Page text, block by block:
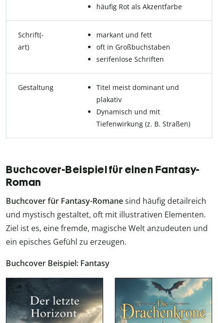
häufig Rot als Akzentfarbe
Schrift(-
art)
markant und fett
oft in Großbuchstaben
serifenlose Schriften
Gestaltung
Titel meist dominant und
plakativ
Dynamisch und mit
Tiefenwirkung (z. B. Straßen)
Buchcover-Beispiel für einen Fantasy-
Roman
Buchcover für Fantasy-Romanesind häufig detailreich
und mystisch gestaltet, oft mit illustrativen Elementen.
Ziel ist es, eine fremde, magische Welt anzudeuten und
ein episches Gefühl zu erzeugen.
Buchcover Beispiel: Fantasy